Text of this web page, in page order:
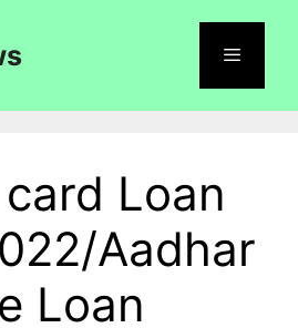
Loan
Aadhar
Loan